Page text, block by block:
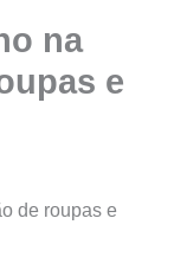
na
e
de roupas e